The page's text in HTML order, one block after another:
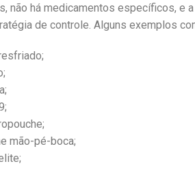
não há medicamentos específicos, e
de controle. Alguns exemplos
mão-pé-boca;